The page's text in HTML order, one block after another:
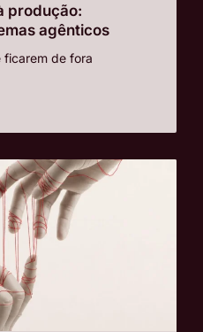
produção:
agênticos
ficarem de fora